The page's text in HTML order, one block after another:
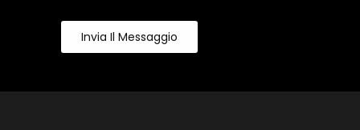
Invia Il Messaggio